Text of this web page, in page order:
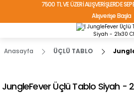
7500 TL VE ÜZERİ ALIŞVERİŞLERDE
Alışverişe Başla
TÜRKİYE'NİN HER YERİNE
Anasayfa ÜÇLÜ TABLO
JungleFever Üçlü Tablo Siyah -